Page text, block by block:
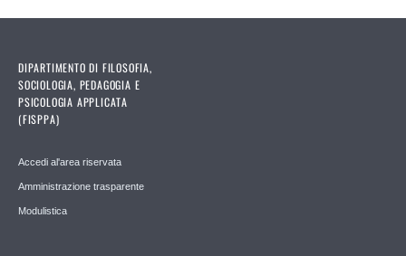
DIPARTIMENTO DI FILOSOFIA,
SOCIOLOGIA, PEDAGOGIA E
PSICOLOGIA APPLICATA
(FISPPA)
Accedi al'area riservata
Amministrazione trasparente
Modulistica